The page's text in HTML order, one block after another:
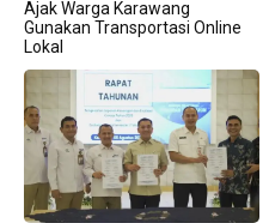
Ajak Warga Karawang
Gunakan Transportasi Online
Lokal